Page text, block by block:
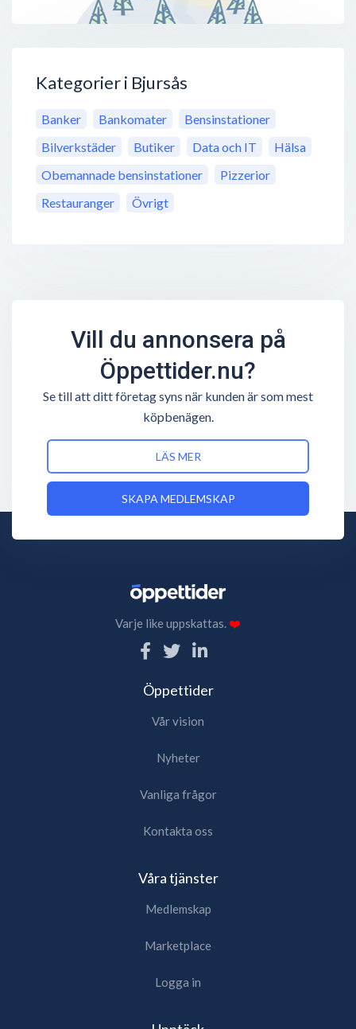
Kategorier i Bjursås
Banker Bankomater
Bensinstationer
Bilverkstäder
Butiker Data och IT
Hälsa
Obemannade bensinstationer
Pizzerior
Restauranger
Övrigt
Vill du annonsera på
Öppettider.nu?
Se till att ditt företag syns när kunden är som mest
köpbenägen.
LÄS MER
SKAPA MEDLEMSKAP
Varje like uppskattas.❤️
Öppettider
Vår vision
Nyheter
Vanliga frågor
Kontakta oss
Våra tjänster
Medlemskap
Marketplace
Logga in